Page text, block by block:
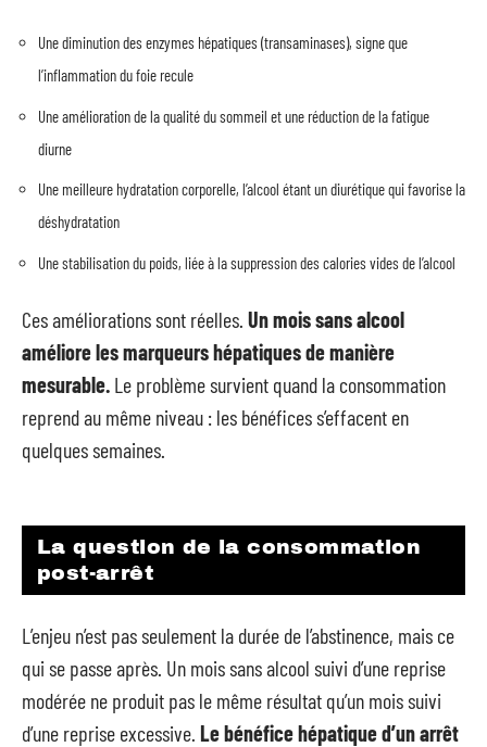
Une diminution des enzymes hépatiques (transaminases), signe que
l’inflammation du foie recule
Une amélioration de la qualité du sommeil et une réduction de la fatigue
diurne
Une meilleure hydratation corporelle, l’alcool étant un diurétique qui favorise la
déshydratation
Une stabilisation du poids, liée à la suppression des calories vides de l’alcool
Ces améliorations sont réelles. Un mois sans alcool
améliore les marqueurs hépatiques de manière
mesurable. Le problème survient quand la consommation
reprend au même niveau : les bénéfices s’effacent en
quelques semaines.
La question de la consommation
post-arrêt
L’enjeu n’est pas seulement la durée de l’abstinence, mais ce
qui se passe après. Un mois sans alcool suivi d’une reprise
modérée ne produit pas le même résultat qu’un mois suivi
d’une reprise excessive. Le bénéfice hépatique d’un arrêt